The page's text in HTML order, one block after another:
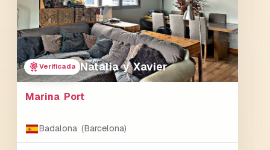
Verificada Natalia y Xavier
Marina Port
Badalona (Barcelona)